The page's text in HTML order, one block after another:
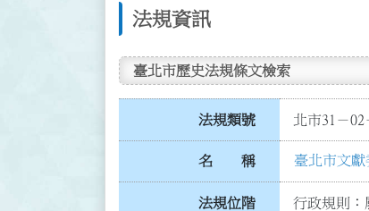
法規資訊
臺北市歷史法規條文檢索
法規類號 北市31－02
名 稱 臺北市文
法規位階 行政規則：